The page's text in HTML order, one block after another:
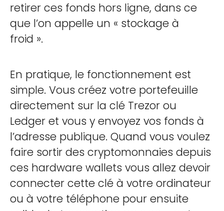
retirer ces fonds hors ligne, dans ce
que l’on appelle un « stockage à
froid ».
En pratique, le fonctionnement est
simple. Vous créez votre portefeuille
directement sur la clé Trezor ou
Ledger et vous y envoyez vos fonds à
l’adresse publique. Quand vous voulez
faire sortir des cryptomonnaies depuis
ces hardware wallets vous allez devoir
connecter cette clé à votre ordinateur
ou à votre téléphone pour ensuite